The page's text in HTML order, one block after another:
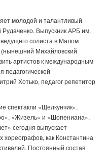
молодой и талантливый
Выпускник АРБ им.
солиста в Малом
(нынешний Михайловский
артистов к международным
педагогической
Хотько, педагог репетитор
спектакли «Щелкунчик»,
«Жизель» и «Шопениана».
сегодня выпускает
как Константина
Постоянный состав